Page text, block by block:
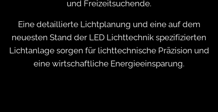
und Freizeitsuchende.
Eine detaillierte Lichtplanung und eine auf dem
neuesten Stand der LED Lichttechnik spezifizierten
Lichtanlage sorgen für lichttechnische Präzision und
eine wirtschaftliche Energieeinsparung.